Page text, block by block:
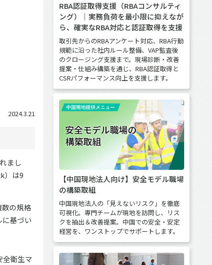
2024.3.21
まし
）は9
の規格
基づい
全衛生マ
RBA認証取得支援（RBAコンサルティ
ング）｜実務負荷を最小限に抑えなが
ら、確実なRBA対応と認証取得を支援
取引先からのRBAアンケート対応、RBA行動
規範に沿った社内ルール整備、VAP監査後
のクロージング支援まで。現場診断・改善
提案・仕組み構築を通じ、RBA認証取得と
CSRパフォーマンス向上を支援します。
【中国現地法人向け】安全モデル職場
の構築取組
中国現地法人の「見えないリスク」を徹底
可視化。専門チームが現地を訪問し、リス
クを抽出＆改善提案。中国での安全・安定
経営を、ワンストップでサポートします。